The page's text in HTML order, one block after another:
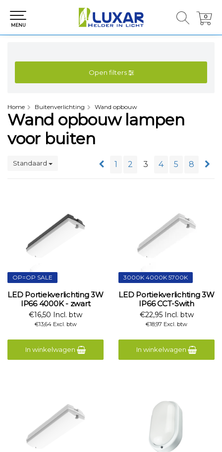
0
0
MENU
Open filters
Home Buitenverlichting Wand opbouw
Wand opbouw lampen
voor buiten
Standaard 1 2 3 4 5 8
OP=OP SALE
LED Portiekverlichting 3W
IP66 4000K - zwart
€16,50 Incl. btw
€13,64 Excl. btw
In winkelwagen
3000K 4000K 5700K
LED Portiekverlichting 3W
IP66 CCT-Swith
€22,95 Incl. btw
€18,97 Excl. btw
In winkelwagen